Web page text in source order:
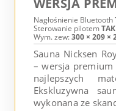
WERSJA
Nagłośnienie Bluetooth
Sterowanie pilotemTAK
Wym. zew:300 × 209 ×
Sauna Nicksen
– wersja premium
najlepszych
Ekskluzywna
wykonana ze